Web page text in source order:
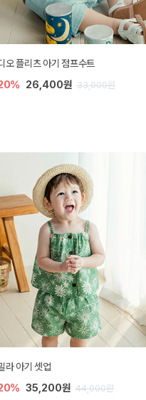
오 플리츠 아기 점프수트
26,400원 33,000원
라 아기 셋업
35,200원 44,000원